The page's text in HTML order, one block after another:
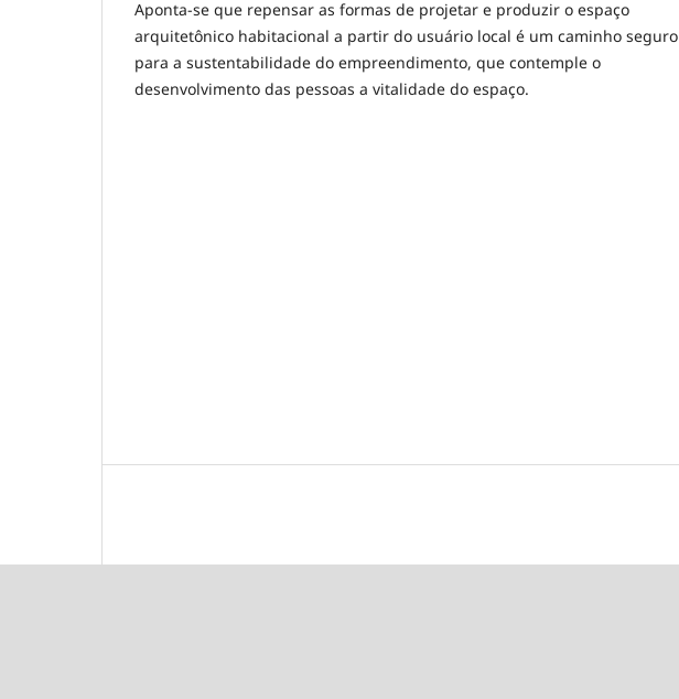
Aponta-se que repensar as formas de projetar e produzir o espaço
arquitetônico habitacional a partir do usuário local é um caminho seguro
para a sustentabilidade do empreendimento, que contemple o
desenvolvimento das pessoas a vitalidade do espaço.